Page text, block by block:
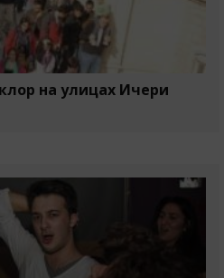
на улицах Ичери